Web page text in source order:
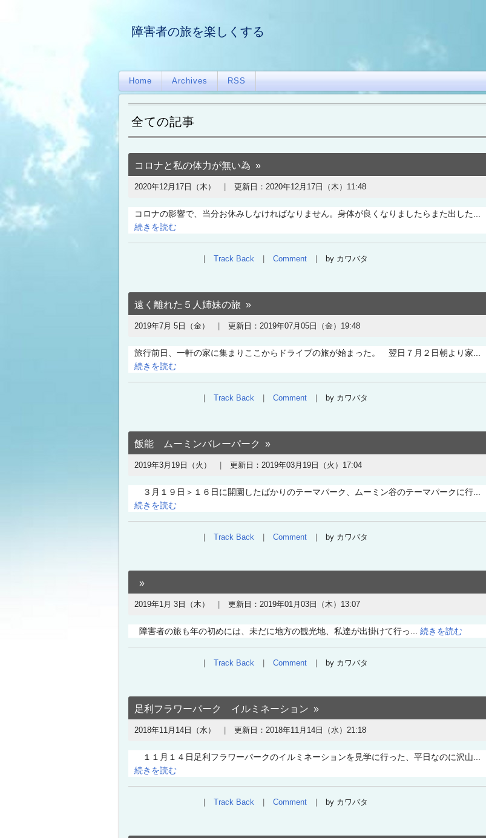
障害者の旅を楽しくする
Home Archives RSS
全ての記事
コロナと私の体力が無い為
2020年12月17日（木） 更新日： 2020年12月17日（木）11:48
コロナの影響で、当分お休みしなければなりません。身体が良くなりましたらまた出した...
続きを読む
Track Back Comment by カワバタ
遠く離れた５人姉妹の旅
2019年7月 5日（金） 更新日： 2019年07月05日（金）19:48
旅行前日、一軒の家に集まりここからドライブの旅が始まった。 翌日７月２日朝より家...
続きを読む
Track Back Comment by カワバタ
飯能 ムーミンバレーパーク
2019年3月19日（火） 更新日： 2019年03月19日（火）17:04
３月１９日＞１６日に開園したばかりのテーマパーク、ムーミン谷のテーマパークに行...
続きを読む
Track Back Comment by カワバタ
2019年1月 3日（木） 更新日： 2019年01月03日（木）13:07
障害者の旅も年の初めには、未だに地方の観光地、私達が出掛けて行っ... 続きを読む
Track Back Comment by カワバタ
足利フラワーパーク イルミネーション
2018年11月14日（水） 更新日： 2018年11月14日（水）21:18
１１月１４日足利フラワーパークのイルミネーションを見学に行った、平日なのに沢山...
続きを読む
Track Back Comment by カワバタ